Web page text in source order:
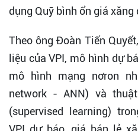
dụng Quỹ bình ổn giá xăng
Theo ông Đoàn Tiến
liệu của VPI, mô hình dự
mô hình mạng nơron
network - ANN) và
(supervised learning)